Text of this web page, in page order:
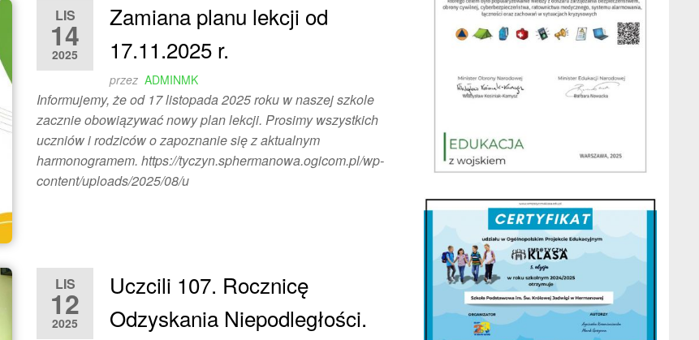
LIS
14
2025
Zamiana planu lekcji od
17.11.2025 r.
przez ADMINMK
Informujemy, że od 17 listopada 2025 roku w naszej szkole
zacznie obowiązywać nowy plan lekcji. Prosimy wszystkich
uczniów i rodziców o zapoznanie się z aktualnym
harmonogramem. https://tyczyn.sphermanowa.ogicom.pl/wp-
content/uploads/2025/08/u
LIS
12
2025
Uczcili 107. Rocznicę
Odzyskania Niepodległości.